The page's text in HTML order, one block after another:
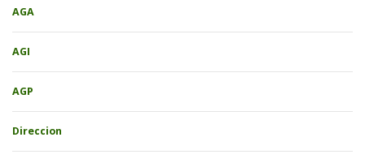
AGA
AGI
AGP
Direccion